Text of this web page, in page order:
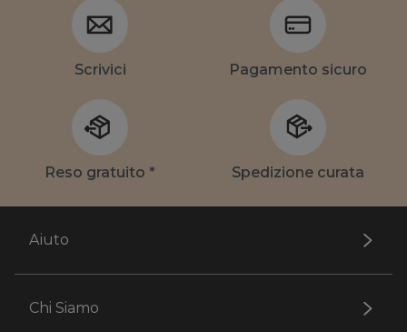
Scrivici Pagamento sicuro
Reso gratuito * Spedizione curata
Aiuto
Chi Siamo